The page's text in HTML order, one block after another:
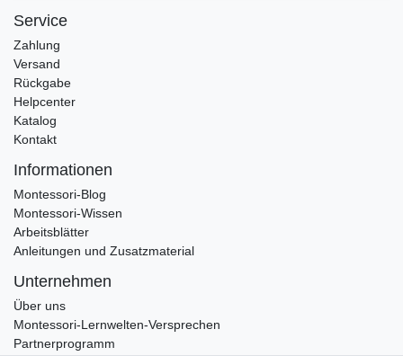
Service
Zahlung
Versand
Rückgabe
Helpcenter
Katalog
Kontakt
Informationen
Montessori-Blog
Montessori-Wissen
Arbeitsblätter
Anleitungen und Zusatzmaterial
Unternehmen
Über uns
Montessori-Lernwelten-Versprechen
Partnerprogramm